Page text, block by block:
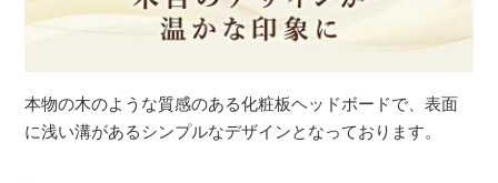
本物の木のような質感のある化粧板ヘッドボードで、表面
に浅い溝があるシンプルなデザインとなっております。